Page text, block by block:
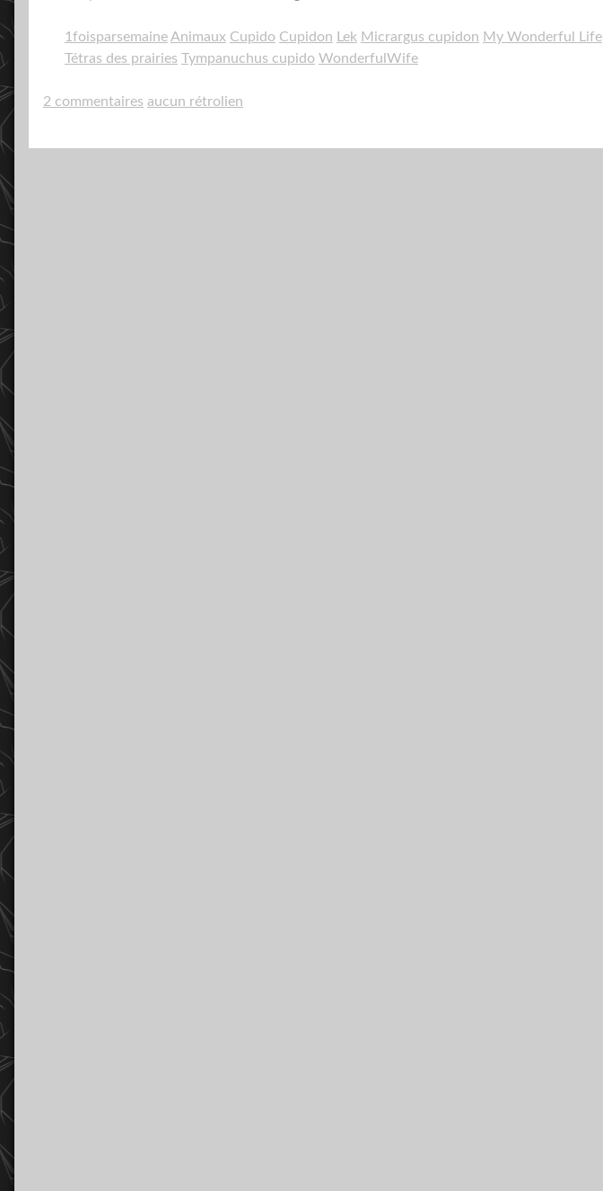
1foisparsemaineAnimaux Cupido Cupidon Lek Micrargus cupidon My Wonderful Life
Tétras des prairies Tympanuchus cupido WonderfulWife
2 commentaires aucun rétrolien